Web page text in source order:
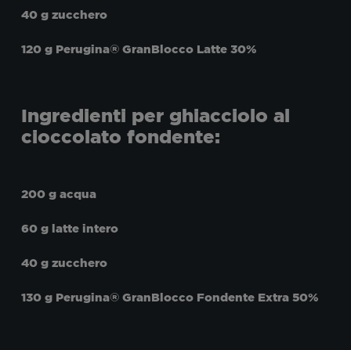
40 g zucchero
120 g Perugina® GranBlocco Latte 30%
Ingredienti per ghiacciolo al
cioccolato fondente:
200 g acqua
60 g latte intero
40 g zucchero
130 g Perugina® GranBlocco Fondente Extra 50%